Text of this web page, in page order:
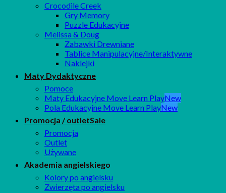
Crocodile Creek
Gry Memory
Puzzle Edukacyjne
Melissa & Doug
Zabawki Drewniane
Tablice Manipulacyjne/Interaktywne
Naklejki
Maty Dydaktyczne
Pomoce
Maty Edukacyjne Move Learn Play
Pola Edukacyjne Move Learn Play
Promocja / outlet
Promocja
Outlet
Używane
Akademia angielskiego
Kolory po angielsku
Zwierzęta po angielsku